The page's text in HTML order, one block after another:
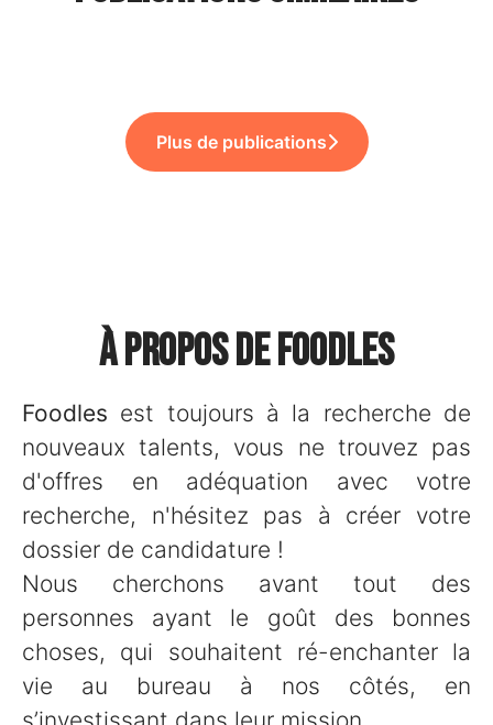
Plus de publications
À propos de Foodles
Foodles est toujours à la recherche de
nouveaux talents, vous ne trouvez pas
d'offres en adéquation avec votre
recherche, n'hésitez pas à créer votre
dossier de candidature !
Nous cherchons avant tout des
personnes ayant le goût des bonnes
choses, qui souhaitent ré-enchanter la
vie au bureau à nos côtés, en